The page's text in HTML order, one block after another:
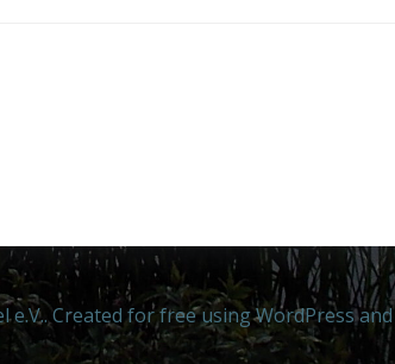
Created for free using WordPress and